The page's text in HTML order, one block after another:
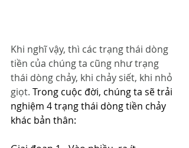
Khi nghĩ vậy, thì các trạng thái dòng
tiền của chúng ta cũng như trạng
thái dòng chảy, khi chảy siết, khi nhỏ
giọt. Trong cuộc đời, chúng ta sẽ trải
nghiệm 4 trạng thái dòng tiền chảy
khác bản thân: